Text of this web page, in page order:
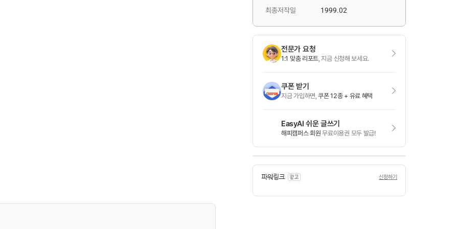
최종저작일 1999.02
전문가 요청
1:1 맞춤 리포트, 지금 신청해 보세요.
쿠폰 받기
지금 가입하면,쿠폰 12종 + 유료 혜택
EasyAI 쉬운 글쓰기
해피캠퍼스 회원 무료이용권 모두 발급!
신청하기